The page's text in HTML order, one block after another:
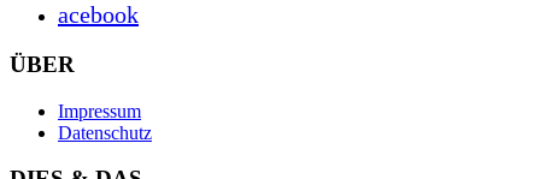
acebook
ÜBER
Impressum
Datenschutz